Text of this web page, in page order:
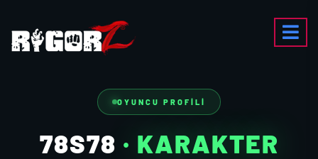
OYUNCU PROFILI
78S78 · KARAKTER